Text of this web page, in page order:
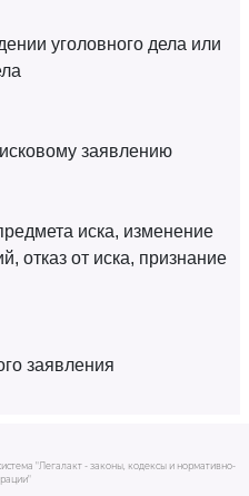
уголовного дела или
заявлению
иска, изменение
отказ от иска, признание
заявления
"Легалакт - законы, кодексы и нормативно-